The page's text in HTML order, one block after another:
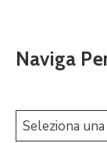
Naviga
Seleziona